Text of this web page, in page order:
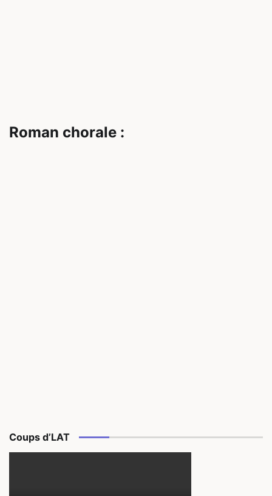
Roman chorale :
Coups d’LAT